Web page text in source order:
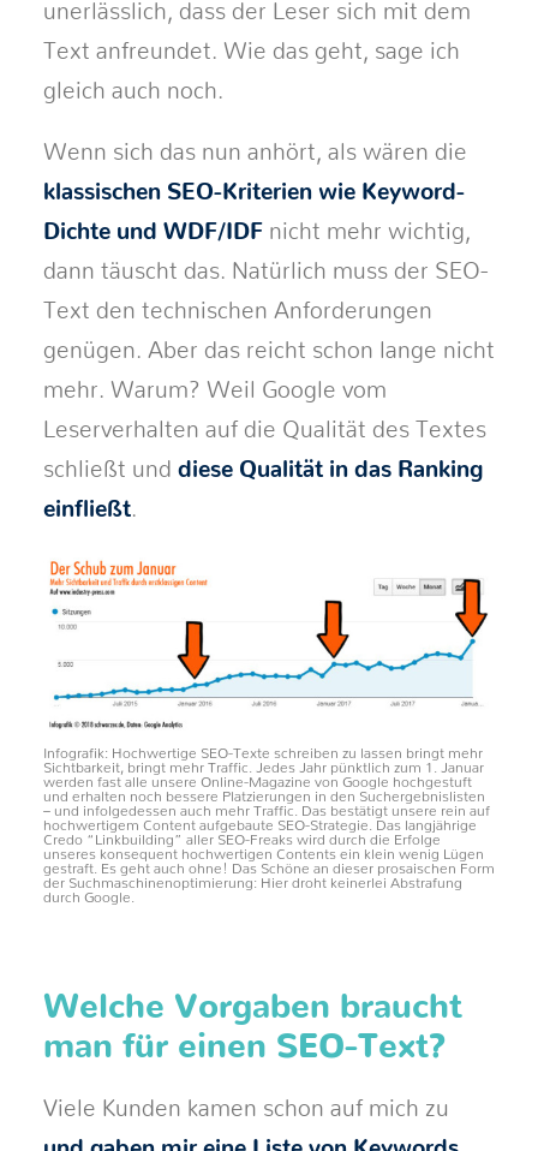
unerlässlich, dass der Leser sich mit dem
Text anfreundet. Wie das geht, sage ich
gleich auch noch.
Wenn sich das nun anhört, als wären die
klassischen SEO-Kriterien wie Keyword-
Dichte und WDF/IDF nicht mehr wichtig,
dann täuscht das. Natürlich muss der SEO-
Text den technischen Anforderungen
genügen. Aber das reicht schon lange nicht
mehr. Warum? Weil Google vom
Leserverhalten auf die Qualität des Textes
schließt und diese Qualität in das Ranking
einfließt.
Infografik: Hochwertige SEO-Texte schreiben zu lassen bringt mehr
Sichtbarkeit, bringt mehr Traffic. Jedes Jahr pünktlich zum 1. Januar
werden fast alle unsere Online-Magazine von Google hochgestuft
und erhalten noch bessere Platzierungen in den Suchergebnislisten
– und infolgedessen auch mehr Traffic. Das bestätigt unsere rein auf
hochwertigem Content aufgebaute SEO-Strategie. Das langjährige
Credo “Linkbuilding” aller SEO-Freaks wird durch die Erfolge
unseres konsequent hochwertigen Contents ein klein wenig Lügen
gestraft. Es geht auch ohne! Das Schöne an dieser prosaischen Form
der Suchmaschinenoptimierung: Hier droht keinerlei Abstrafung
durch Google.
Welche Vorgaben braucht
man für einen SEO-Text?
Viele Kunden kamen schon auf mich zu